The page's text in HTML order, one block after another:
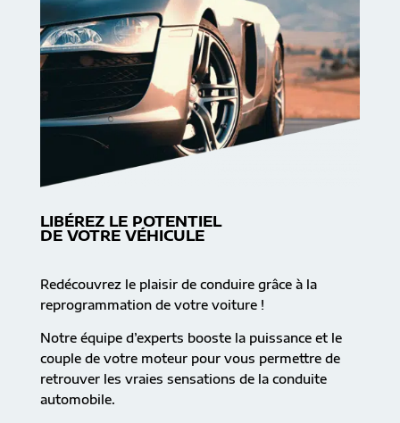
LIBÉREZ LE POTENTIEL
DE VOTRE VÉHICULE
Redécouvrez le plaisir de conduire grâce à la
reprogrammation de votre voiture !
Notre équipe d’experts booste la puissance et le
couple de votre moteur pour vous permettre de
retrouver les vraies sensations de la conduite
automobile.